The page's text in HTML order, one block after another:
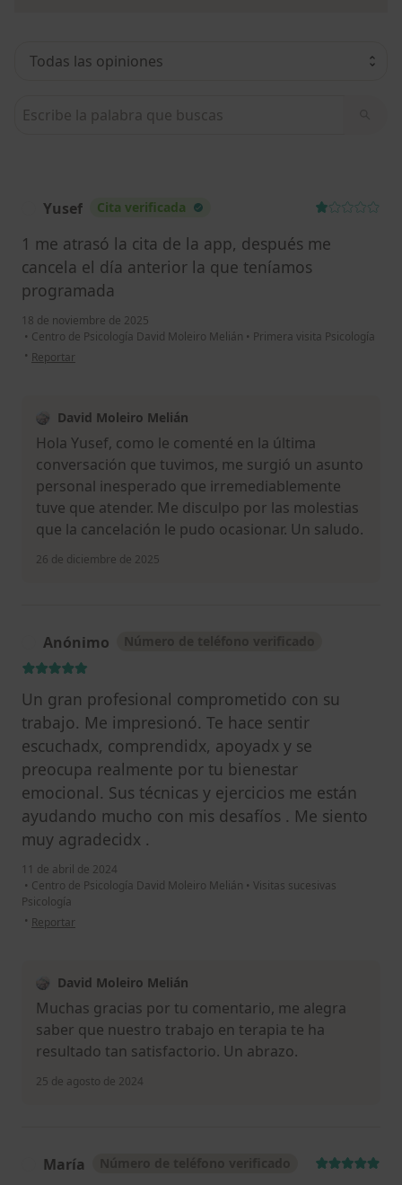
Busca en opiniones
Yusef Cita verificada
1 me atrasó la cita de la app, después me
cancela el día anterior la que teníamos
programada
18 de noviembre de 2025
• Centro de Psicología David Moleiro Melián • Primera visita Psicología
• en opinión del usuario Yusef
Reportar
David Moleiro Melián
Hola Yusef, como le comenté en la última
conversación que tuvimos, me surgió un asunto
personal inesperado que irremediablemente
tuve que atender. Me disculpo por las molestias
que la cancelación le pudo ocasionar. Un saludo.
26 de diciembre de 2025
Anónimo
Un gran profesional comprometido con su
trabajo. Me impresionó. Te hace sentir
escuchadx, comprendidx, apoyadx y se
preocupa realmente por tu bienestar
emocional. Sus técnicas y ejercicios me están
ayudando mucho con mis desafíos . Me siento
muy agradecidx .
11 de abril de 2024
• Centro de Psicología David Moleiro Melián • Visitas sucesivas
Psicología
• en opinión del usuario Anónimo
Reportar
David Moleiro Melián
Muchas gracias por tu comentario, me alegra
saber que nuestro trabajo en terapia te ha
resultado tan satisfactorio. Un abrazo.
25 de agosto de 2024
María